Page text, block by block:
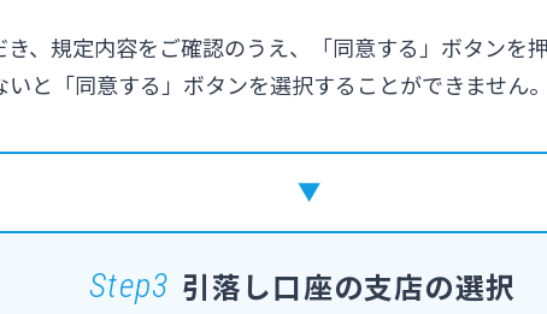
、規定内容をご確認のうえ、「同意する」ボタンを
と「同意する」ボタンを選択することができません。
Step3 引落し口座の支店の選択